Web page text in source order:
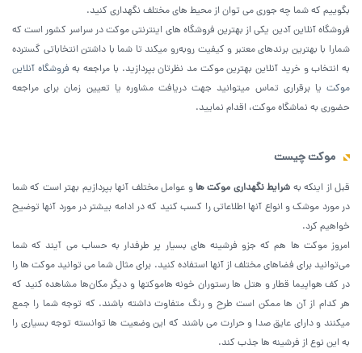
بگوییم که شما چه جوری می توان از محیط های مختلف نگهداری کنید.
فروشگاه آنلاین آدین یکی از بهترین فروشگاه های اینترنتی موکت در سراسر کشور است که
شمارا با بهترین برندهای معتبر و کیفیت روبه‌رو میکند تا شما با داشتن انتخاباتی گسترده
به انتخاب و خرید آنلاین بهترین موکت مد نظرتان بپردازید. با مراجعه به فروشگاه آنلاین
موکت یا برقراری تماس میتوانید جهت دریافت مشاوره یا تعیین زمان برای مراجعه
حضوری به نماشگاه موکت، اقدام نمایید.
موکت چیست
قبل از اینکه به شرایط نگهداری موکت ها و عوامل مختلف آنها بپردازیم بهتر است که شما
در مورد موشک و انواع آنها اطلاعاتی را کسب کنید که در ادامه بیشتر در مورد آنها توضیح
خواهیم کرد.
امروز موکت ها هم که جزو فرشینه های بسیار پر طرفدار به حساب می آیند که شما
می‌توانید برای فضاهای مختلف از آنها استفاده کنید. برای مثال شما می توانید موکت ها را
در کف هواپیما قطار و هتل ها رستوران خونه هاموکتها و دیگر مکان‌ها مشاهده کنید که
هر کدام از آن ها ممکن است طرح و رنگ متفاوت داشته باشند. که توجه شما را جمع
میکنند و دارای عایق صدا و حرارت می باشند که این وضعیت ها توانسته توجه بسیاری را
به این نوع از فرشینه ها جذب کند.